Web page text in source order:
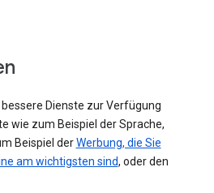
Dienste zur Verfügung
wie zum Beispiel der Sprache,
Beispiel derWerbung, die Sie
am wichtigsten sind, oder den